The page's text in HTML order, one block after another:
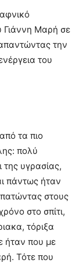
Γιάννη Μαρή σε
την
του
τα πιο
πολύ
της υγρασίας,
πάντως ήταν
στους
στο σπίτι,
τόριξα
ήταν που με
Τότε που